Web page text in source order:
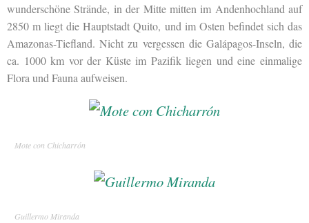
wunderschöne Strände, in der Mitte mitten im Andenhochland auf
2850 m liegt die Hauptstadt Quito, und im Osten befindet sich das
Amazonas-Tiefland. Nicht zu vergessen die Galápagos-Inseln, die
ca. 1000 km vor der Küste im Pazifik liegen und eine einmalige
Flora und Fauna aufweisen.
Mote con Chicharrón
Guillermo Miranda